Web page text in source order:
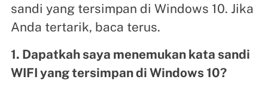
sandi yang tersimpan di Windows 10. Jika
Anda tertarik, baca terus.
1. Dapatkah saya menemukan kata sandi
WIFI yang tersimpan di Windows 10?